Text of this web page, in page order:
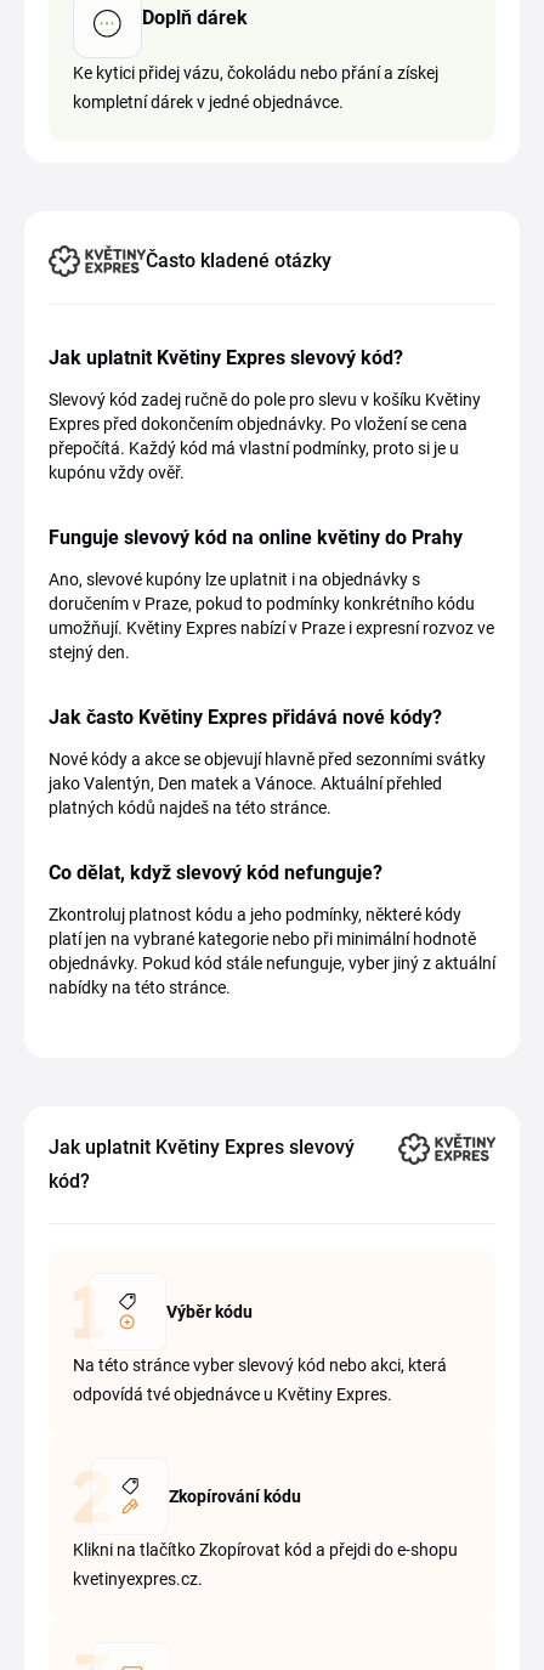
Doplň dárek
Ke kytici přidej vázu, čokoládu nebo přání a získej
kompletní dárek v jedné objednávce.
Často kladené otázky
Jak uplatnit Květiny Expres slevový kód?
Slevový kód zadej ručně do pole pro slevu v košíku Květiny
Expres před dokončením objednávky. Po vložení se cena
přepočítá. Každý kód má vlastní podmínky, proto si je u
kupónu vždy ověř.
Funguje slevový kód na online květiny do Prahy
Ano, slevové kupóny lze uplatnit i na objednávky s
doručením v Praze, pokud to podmínky konkrétního kódu
umožňují. Květiny Expres nabízí v Praze i expresní rozvoz ve
stejný den.
Jak často Květiny Expres přidává nové kódy?
Nové kódy a akce se objevují hlavně před sezonními svátky
jako Valentýn, Den matek a Vánoce. Aktuální přehled
platných kódů najdeš na této stránce.
Co dělat, když slevový kód nefunguje?
Zkontroluj platnost kódu a jeho podmínky, některé kódy
platí jen na vybrané kategorie nebo při minimální hodnotě
objednávky. Pokud kód stále nefunguje, vyber jiný z aktuální
nabídky na této stránce.
Jak uplatnit Květiny Expres slevový
kód?
Výběr kódu
Na této stránce vyber slevový kód nebo akci, která
odpovídá tvé objednávce u Květiny Expres.
Zkopírování kódu
Klikni na tlačítko Zkopírovat kód a přejdi do e-shopu
kvetinyexpres.cz.